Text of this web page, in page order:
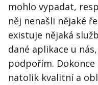
mohlo vypadat,
něj nenašli nějaké
existuje nějaká
dané aplikace u
podpořím.
natolik kvalitní a